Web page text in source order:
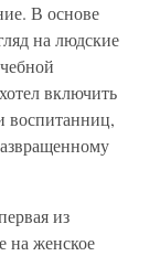
В основе
на людские
включить
воспитанниц,
из
на женское